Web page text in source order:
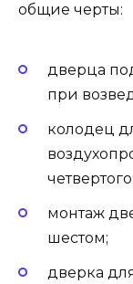
общие черты:
дверца
при
колодец
четвертого;
монтаж
шестом;
дверка